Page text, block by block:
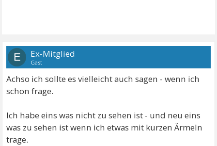
E Ex-Mitglied
Gast
Achso ich sollte es vielleicht auch sagen - wenn ich
schon frage.
Ich habe eins was nicht zu sehen ist - und neu eins
was zu sehen ist wenn ich etwas mit kurzen Ärmeln
trage.